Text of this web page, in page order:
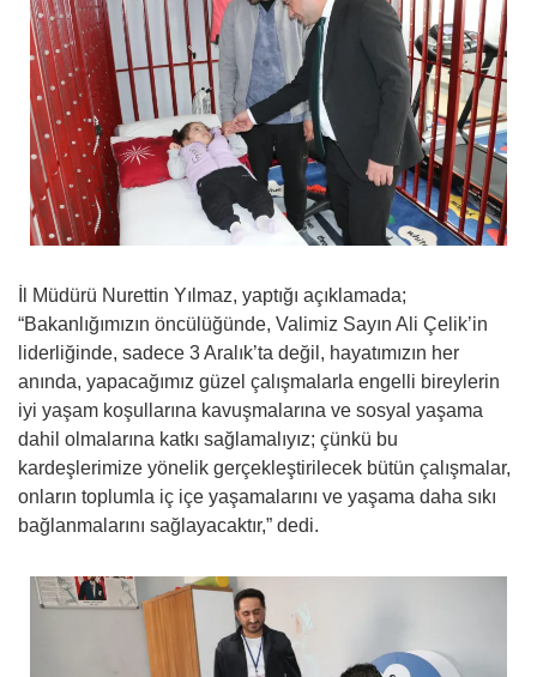
İl Müdürü Nurettin Yılmaz, yaptığı açıklamada;
“Bakanlığımızın öncülüğünde, Valimiz Sayın Ali Çelik’in
liderliğinde, sadece 3 Aralık’ta değil, hayatımızın her
anında, yapacağımız güzel çalışmalarla engelli bireylerin
iyi yaşam koşullarına kavuşmalarına ve sosyal yaşama
dahil olmalarına katkı sağlamalıyız; çünkü bu
kardeşlerimize yönelik gerçekleştirilecek bütün çalışmalar,
onların toplumla iç içe yaşamalarını ve yaşama daha sıkı
bağlanmalarını sağlayacaktır,” dedi.